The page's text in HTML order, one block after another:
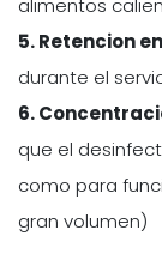
5. Retencion
durante el
6.
que el
como para
gran volumen)